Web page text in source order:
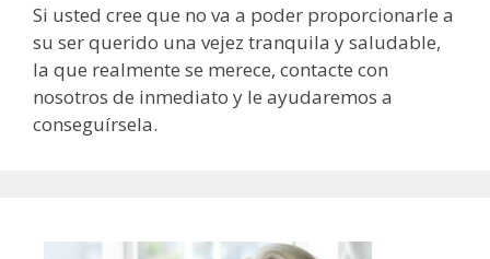
Si usted cree que no va a poder proporcionarle a
su ser querido una vejez tranquila y saludable,
la que realmente se merece, contacte con
nosotros de inmediato y le ayudaremos a
conseguírsela.